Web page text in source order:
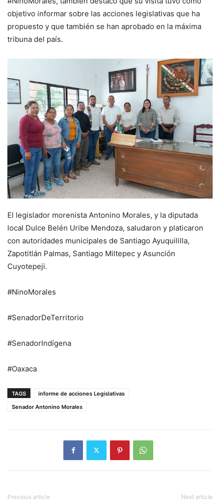
objetivo informar sobre las acciones legislativas que ha
propuesto y que también se han aprobado en la máxima
tribuna del país.
El legislador morenista Antonino Morales, y la diputada
local Dulce Belén Uribe Mendoza, saludaron y platicaron
con autoridades municipales de Santiago Ayuquililla,
Zapotitlán Palmas, Santiago Miltepec y Asunción
Cuyotepeji.
#NinoMorales
#SenadorDeTerritorio
#SenadorIndígena
#Oaxaca
TAGS
informe de acciones Legislativas
Senador Antonino Morales
Previous article Next article